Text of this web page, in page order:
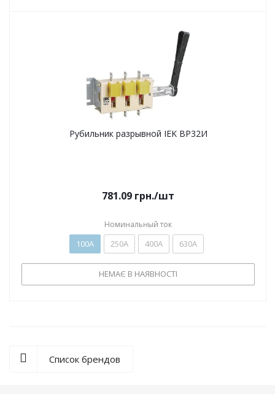
Рубильник разрывной IEK ВР32И
781.09 грн./шт
Номинальный ток
100А 250А 400А 630А
НЕМАЄ В НАЯВНОСТІ
Список брендов